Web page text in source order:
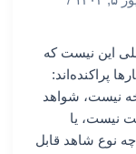
این نیست که
پراکنده‌اند:
نیست، شواهد
نیست، یا
نوع شاهد قابل